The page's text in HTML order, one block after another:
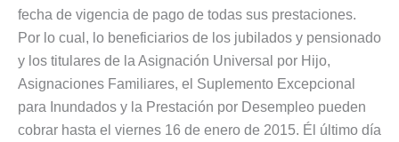
fecha de vigencia de pago de todas sus prestaciones.
Por lo cual, lo beneficiarios de los jubilados y pensionado
y los titulares de la Asignación Universal por Hijo,
Asignaciones Familiares, el Suplemento Excepcional
para Inundados y la Prestación por Desempleo pueden
cobrar hasta el viernes 16 de enero de 2015. Él último día